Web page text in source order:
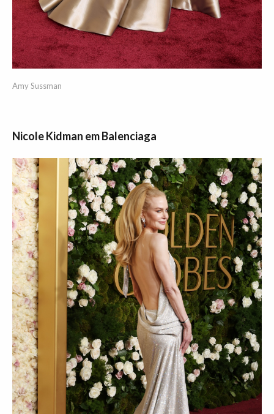
Amy Sussman
Nicole Kidman em Balenciaga